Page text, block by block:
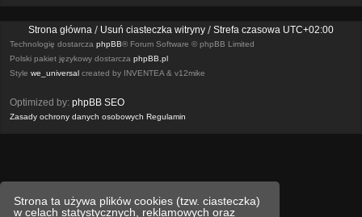
Strona ta używa plików cookies (tzw. ciasteczka)
w celach statystycznych, reklamowych oraz
Strona główna Usuń ciasteczka witryny Strefa czasowa UTC+02:00
Technologię dostarcza phpBB® Forum Software © phpBB Limited
Polski pakiet językowy dostarcza phpBB.pl
Style we_universal created by INVENTEA & v12mike
Optimized by: phpBB SEO
Zasady ochrony danych osobowych Regulamin